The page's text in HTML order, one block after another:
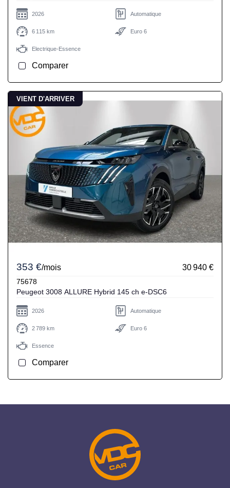
2026 Automatique
6 115 km Euro 6
Electrique-Essence
Comparer
VIENT D'ARRIVER
353 €/mois 30 940 €
75678
Peugeot 3008 ALLURE Hybrid 145 ch e-DSC6
2026 Automatique
2 789 km Euro 6
Essence
Comparer